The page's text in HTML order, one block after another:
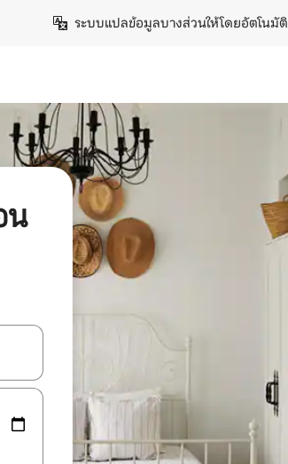
ระบบแปลข้อมูลบางส่วนให้โดยอัตโนมัติ
น
ลการค้นหา